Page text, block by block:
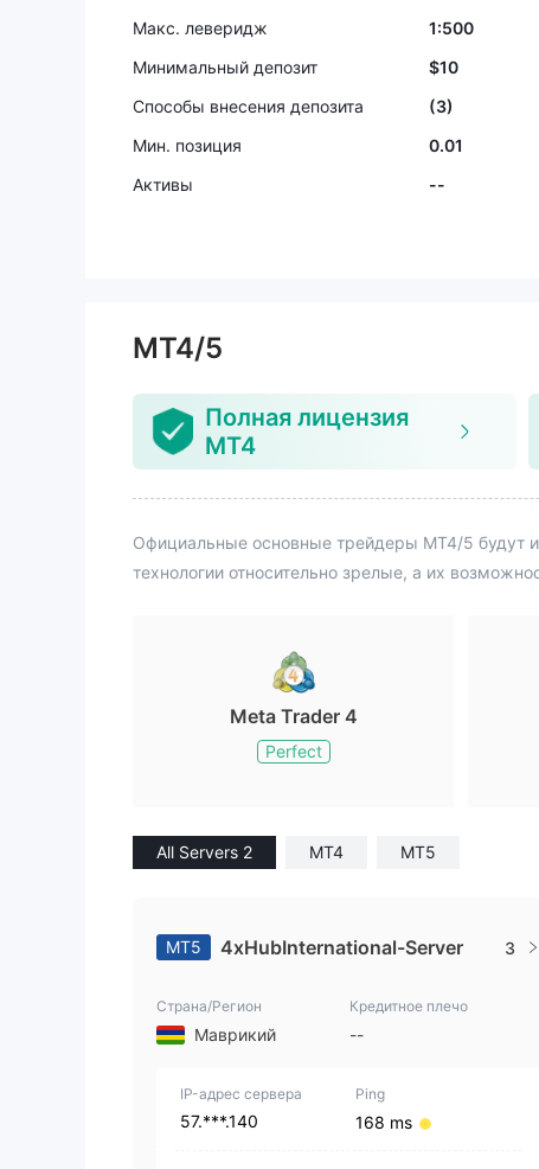
Макс. леверидж
1:500
Минимальный депозит
$10
Способы внесения депозита
(3)
Мин. позиция
0.01
Активы
--
MT4/5
Полная лицензия
MT4
Официальные основные трейдеры MT4/5 будут
технологии относительно зрелые, а их
Meta Trader 4
Perfect
All Servers 2 MT4 MT5
MT5 4xHubInternational-Server 3
Страна/Регион
Маврикий
Кредитное плечо
--
IP-адрес сервера
57.***.140
Ping
168 ms